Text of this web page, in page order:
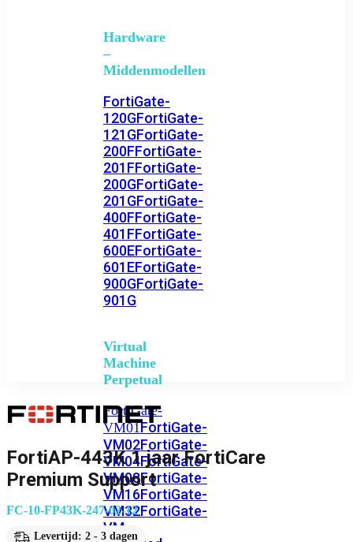
Hardware
–
Middenmodellen
FortiGate-
120GFortiGate-
121GFortiGate-
200FFortiGate-
201FFortiGate-
200GFortiGate-
201GFortiGate-
400FFortiGate-
401FFortiGate-
600EFortiGate-
601EFortiGate-
900GFortiGate-
901G
Virtual
Machine
Perpetual
FortiGate-
VM01FortiGate-
VM02FortiGate-
VM04FortiGate-
VM08FortiGate-
VM16FortiGate-
VM32FortiGate-
VM
FortiAP-443K 1 jaar FortiCare
Premium Support
FC-10-FP43K-247-02-12
Levertijd: 2 - 3 dagen